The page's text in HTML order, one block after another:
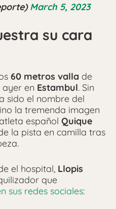
March 5, 2023
su cara
60 metros valla de
en Estambul. Sin
sido el nombre del
la tremenda imagen
español Quique
la pista en camilla tras
el hospital, Llopis
que
sus redes sociales: